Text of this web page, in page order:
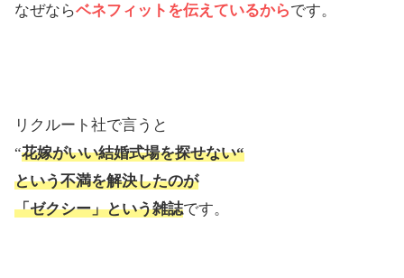
なぜならベネフィットを伝えているからです。
リクルート社で言うと
“花嫁がいい結婚式場を探せない“
という不満を解決したのが
「ゼクシー」という雑誌です。